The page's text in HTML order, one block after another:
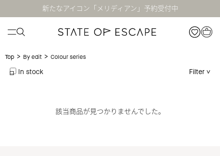
新たなアイコン「メリディアン」予約受付中
Top > By edit > Colour series
In stock Filter
該当商品が見つかりませんでした。